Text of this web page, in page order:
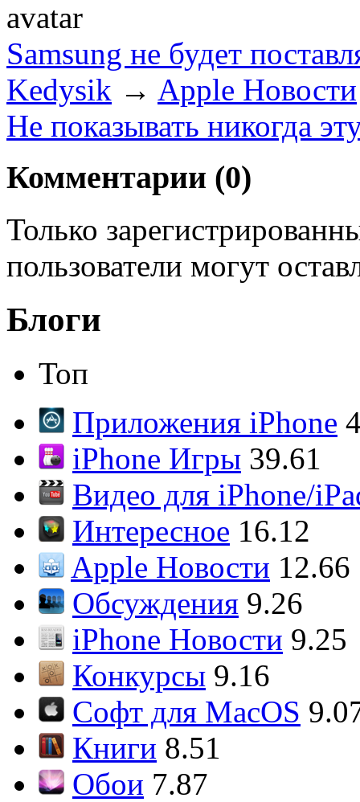
Samsung не будет
Kedysik → Apple Новости
Не показывать никогда
Комментарии (0)
Только
пользователи могут
Блоги
Топ
Приложения iPhone
iPhone Игры 39.61
Видео для iPhone/
Интересное 16.12
Apple Новости 12.66
Обсуждения 9.26
iPhone Новости 9.25
Конкурсы 9.16
Софт для MacOS
Книги 8.51
Обои 7.87